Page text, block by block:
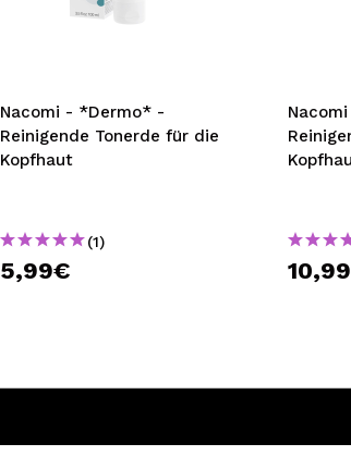
bisherigen Vorgänge
Nacomi - *Dermo* -
Reinigende Tonerde für die
Kopfhaut
(1)
5,99€